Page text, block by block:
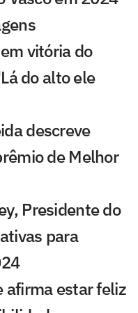
vitória do
do alto ele
descreve
de Melhor
Presidente do
para
afirma estar feliz